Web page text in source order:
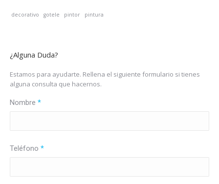
decorativo gotele pintor pintura
¿Alguna Duda?
Estamos para ayudarte. Rellena el siguiente formulario si tienes
alguna consulta que hacernos.
Nombre *
Teléfono *